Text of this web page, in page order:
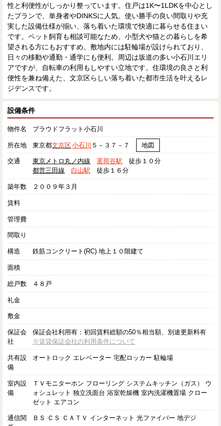
性と利便性がしっかり整っています。住戸は1K〜1LDKを中心とし
たプランで、単身者やDINKSに人気。使い勝手の良い間取りや充
実した設備仕様が揃い、落ち着いた環境で快適に暮らせる住まい
です。ペット飼育も相談可能なため、小型犬や猫との暮らしを希
望される方にもおすすめ。敷地内には駐輪場が設けられており、
日々の移動や通勤・通学にも便利。周辺は坂道の多い小石川エリ
アですが、自転車の利用もしやすい立地です。住環境の良さと利
便性を兼ね備えた、文京区らしい落ち着いた都市生活を叶えるレ
ジデンスです。
設備条件
物件名 プラウドフラット小石川
所在地 東京都文京区小石川 ５－３７－７ 地図
交通 東京メトロ丸ノ内線 茗荷谷駅 徒歩１０分
都営三田線
白山駅 徒歩１６分
築年数 ２００９年３月
賃料
管理費
間取り
構造 鉄筋コンクリート(RC) 地上１０階建て
面積
総戸数 ４８戸
礼金
敷金
保証会
社
保証会社利用有：初回賃料総額の50％相当額、別途更新料有
※賃貸保証会社の利用条件について
共有設
備
オートロック エレベーター 宅配ロッカー 駐輪場
室内設
備
ＴＶモニターホン フローリング システムキッチン（ガス） ウ
ォシュレット 独立洗面台 浴室乾燥機 室内洗濯機置場 クロー
ゼット エアコン
通信関
ＢＳ ＣＳ ＣＡＴＶ インターネット 光ファイバー 地デジ